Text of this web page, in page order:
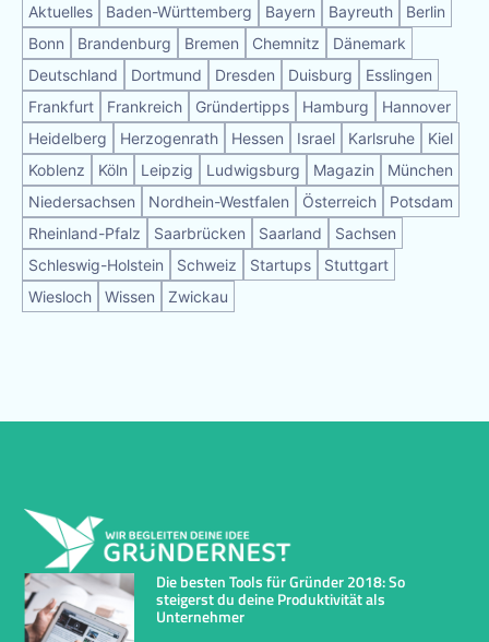
Aktuelles Baden-Württemberg Bayern Bayreuth
Berlin
Bonn
Brandenburg Bremen Chemnitz
Dänemark
Deutschland
Dortmund Dresden Duisburg
Esslingen
Frankfurt
Frankreich Gründertipps Hamburg
Hannover
Heidelberg
Herzogenrath Hessen Israel Karlsruhe
Kiel
Koblenz
Köln Leipzig Ludwigsburg Magazin
München
Niedersachsen
Nordhein-Westfalen Österreich
Potsdam
Rheinland-Pfalz
Saarbrücken Saarland
Sachsen
Schleswig-Holstein
Schweiz Startups
Stuttgart
Wiesloch
Wissen Zwickau
Die besten Tools für Gründer 2018: So
steigerst du deine Produktivität als
Unternehmer